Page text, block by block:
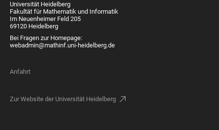
Universität Heidelberg
Fakultät für Mathematik und Informatik
Im Neuenheimer Feld 205
69120 Heidelberg
Bei Fragen zur Homepage:
webadmin@mathinf.uni-heidelberg.de
Anfahrt
Zur Website der Universität Heidelberg